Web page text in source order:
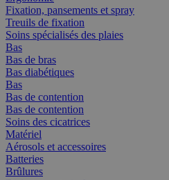
Fixation, pansements et spray
Treuils de fixation
Soins spécialisés des plaies
Bas
Bas de bras
Bas diabétiques
Bas
Bas de contention
Bas de contention
Soins des cicatrices
Matériel
Aérosols et accessoires
Batteries
Brûlures